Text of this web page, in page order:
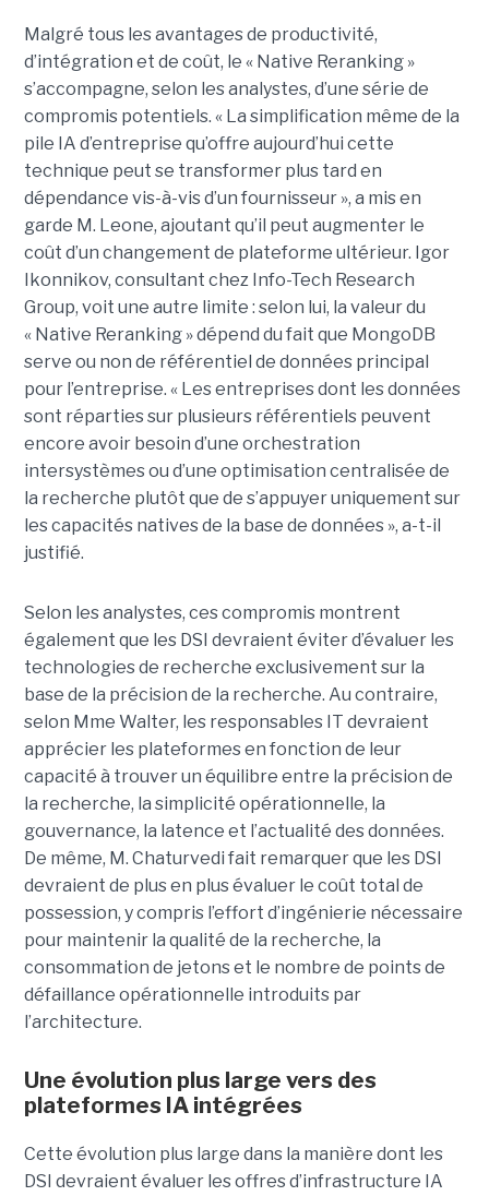
Malgré tous les avantages de productivité,
d’intégration et de coût, le « Native Reranking »
s’accompagne, selon les analystes, d’une série de
compromis potentiels. « La simplification même de la
pile IA d’entreprise qu’offre aujourd’hui cette
technique peut se transformer plus tard en
dépendance vis-à-vis d’un fournisseur », a mis en
garde M. Leone, ajoutant qu’il peut augmenter le
coût d’un changement de plateforme ultérieur. Igor
Ikonnikov, consultant chez Info-Tech Research
Group, voit une autre limite : selon lui, la valeur du
« Native Reranking » dépend du fait que MongoDB
serve ou non de référentiel de données principal
pour l’entreprise. « Les entreprises dont les données
sont réparties sur plusieurs référentiels peuvent
encore avoir besoin d’une orchestration
intersystèmes ou d’une optimisation centralisée de
la recherche plutôt que de s’appuyer uniquement sur
les capacités natives de la base de données », a-t-il
justifié.
Selon les analystes, ces compromis montrent
également que les DSI devraient éviter d’évaluer les
technologies de recherche exclusivement sur la
base de la précision de la recherche. Au contraire,
selon Mme Walter, les responsables IT devraient
apprécier les plateformes en fonction de leur
capacité à trouver un équilibre entre la précision de
la recherche, la simplicité opérationnelle, la
gouvernance, la latence et l’actualité des données.
De même, M. Chaturvedi fait remarquer que les DSI
devraient de plus en plus évaluer le coût total de
possession, y compris l’effort d’ingénierie nécessaire
pour maintenir la qualité de la recherche, la
consommation de jetons et le nombre de points de
défaillance opérationnelle introduits par
l’architecture.
Une évolution plus large vers des
plateformes IA intégrées
Cette évolution plus large dans la manière dont les
DSI devraient évaluer les offres d’infrastructure IA